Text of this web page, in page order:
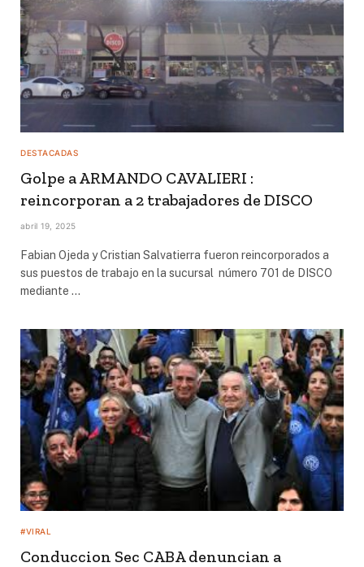
DESTACADAS
Golpe a ARMANDO CAVALIERI :
reincorporan a 2 trabajadores de DISCO
abril 19, 2025
Fabian Ojeda y Cristian Salvatierra fueron reincorporados a
sus puestos de trabajo en la sucursal número 701 de DISCO
mediante …
#VIRAL
Conduccion Sec CABA denuncian a